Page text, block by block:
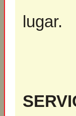
lugar.